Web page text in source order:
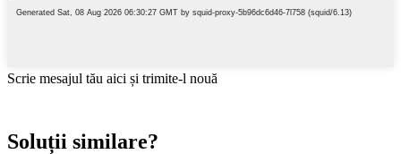
Scrie mesajul tău aici și trimite-l nouă
Soluții similare?